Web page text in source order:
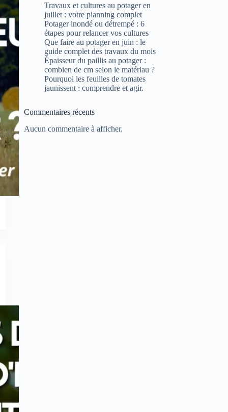
Travaux et cultures au potager en
juillet : votre planning complet
Potager inondé ou détrempé : 6
étapes pour relancer vos cultures
Que faire au potager en juin : le
guide complet des travaux du mois
Épaisseur du paillis au potager :
combien de cm selon le matériau ?
Pourquoi les feuilles de tomates
jaunissent : comprendre et agir.
Commentaires récents
Aucun commentaire à afficher.